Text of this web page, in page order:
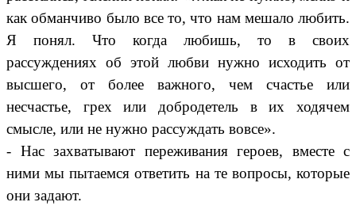
как обманчиво было все то, что нам мешало любить.
Я понял. Что когда любишь, то в своих
рассуждениях об этой любви нужно исходить от
высшего, от более важного, чем счастье или
несчастье, грех или добродетель в их ходячем
смысле, или не нужно рассуждать вовсе».
- Нас захватывают переживания героев, вместе с
ними мы пытаемся ответить на те вопросы, которые
они задают.